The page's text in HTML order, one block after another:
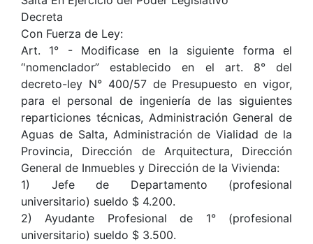
Decreta
Con Fuerza de Ley:
Art. 1° - Modificase en la siguiente forma el
‘'nomenclador” establecido en el art. 8° del
decreto-ley N° 400/57 de Presupuesto en vigor,
para el personal de ingeniería de las siguientes
reparticiones técnicas, Administración General de
Aguas de Salta, Administración de Vialidad de la
Provincia, Dirección de Arquitectura, Dirección
General de Inmuebles y Dirección de la Vivienda:
1) Jefe de Departamento (profesional
universitario) sueldo $ 4.200.
2) Ayudante Profesional de 1° (profesional
universitario) sueldo $ 3.500.